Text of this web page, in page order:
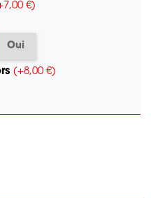
€)
Oui
(+8,00 €)